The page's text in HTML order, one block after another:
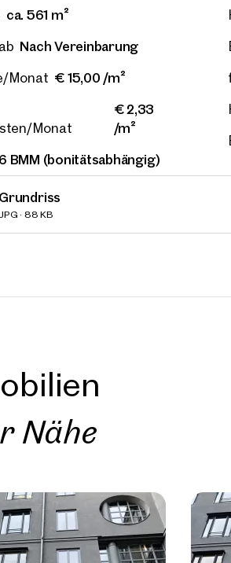
ca. 561 m²
Nach Vereinbarung
Monat € 15,00 /m²
Monat
€ 2,33
/m²
BMM (bonitätsabhängig)
Grundriss
· 88 KB
Ich
E-
in
Nähe